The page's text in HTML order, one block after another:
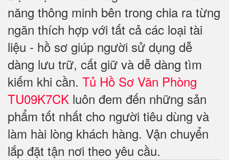
năng thông minh bên trong chia ra từng
ngăn thích hợp với tất cả các loại tài
liệu - hồ sơ giúp người sử dụng dễ
dàng lưu trữ, cất giữ và dễ dàng tìm
kiếm khi cần. Tủ Hồ Sơ Văn Phòng
TU09K7CK luôn đem đến những sản
phẩm tốt nhất cho người tiêu dùng và
làm hài lòng khách hàng. Vận chuyển
lắp đặt tận nơi theo yêu cầu.